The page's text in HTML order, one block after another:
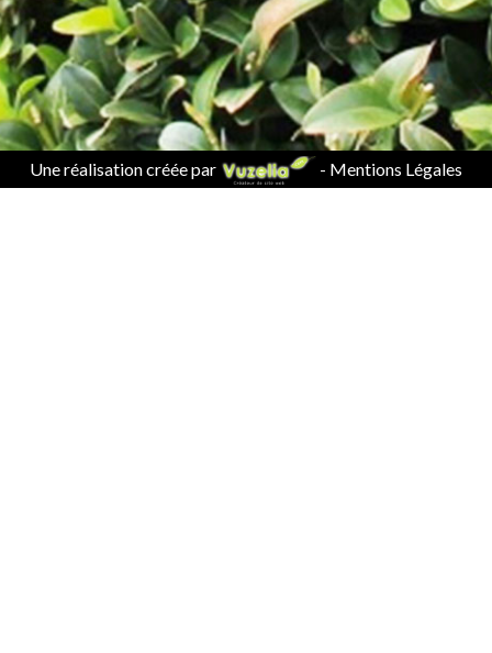
Une réalisation créée par - Mentions Légales